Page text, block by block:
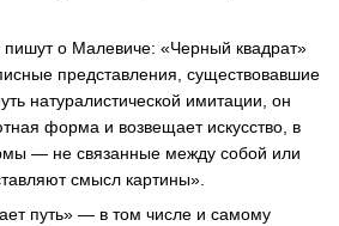
пишут о Малевиче: «Черный квадрат»
представления, существовавшие
натуралистической имитации, он
форма и возвещает искусство, в
— не связанные между собой или
смысл картины».
путь» — в том числе и самому